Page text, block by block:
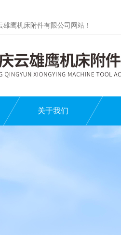
鹰机床附件有限公司网站！
关于我们